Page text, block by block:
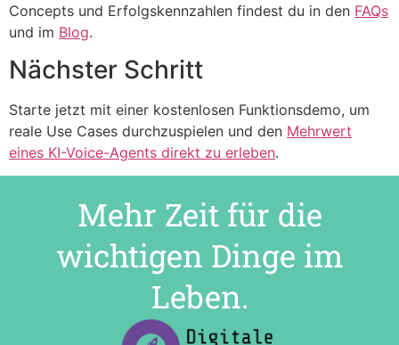
Concepts und Erfolgskennzahlen findest du in den FAQs
und im Blog.
Nächster Schritt
Starte jetzt mit einer kostenlosen Funktionsdemo, um
reale Use Cases durchzuspielen und den Mehrwert
eines KI-Voice-Agents direkt zu erleben.
Mehr Zeit für die
wichtigen Dinge im
Leben.